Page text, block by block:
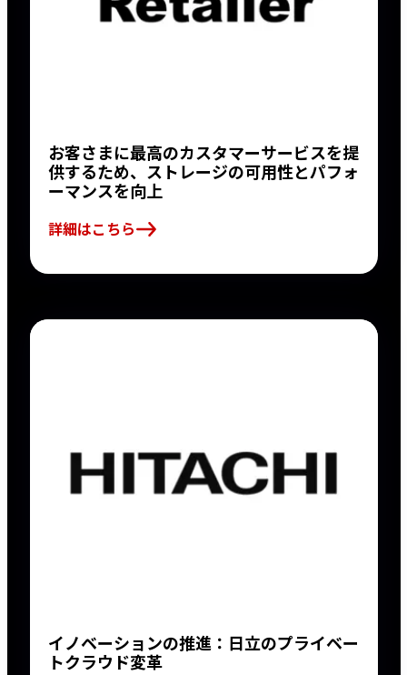
お客さまに最高のカスタマーサービスを提
供するため、ストレージの可用性とパフォ
ーマンスを向上
詳細はこちら
イノベーションの推進：日立のプライベー
トクラウド変革